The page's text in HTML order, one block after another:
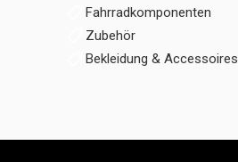
Fahrradkomponenten
Zubehör
Bekleidung & Accessoires